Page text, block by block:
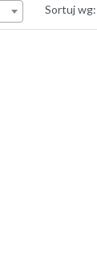
Sortuj wg: